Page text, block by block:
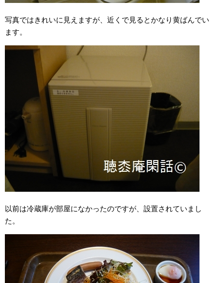
写真ではきれいに見えますが、近くで見るとかなり黄ばんでい
ます。
以前は冷蔵庫が部屋になかったのですが、設置されていまし
た。